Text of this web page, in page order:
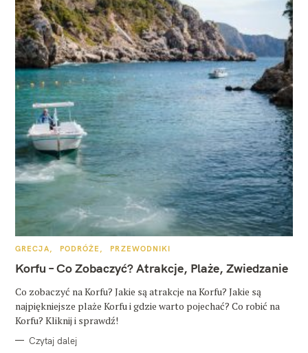
K
T
E
O
R
I
GRECJA PODRÓŻE PRZEWODNIKI
Korfu – Co Zobaczyć? Atrakcje, Plaże, Zwiedzanie
Co zobaczyć na Korfu? Jakie są atrakcje na Korfu? Jakie są
najpiękniejsze plaże Korfu i gdzie warto pojechać? Co robić na
Korfu? Kliknij i sprawdź!
Czytaj dalej